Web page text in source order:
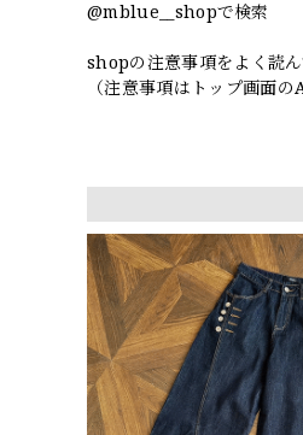
@mblue__shopで検索
shopの注意事項をよく読ん
（注意事項はトップ画面